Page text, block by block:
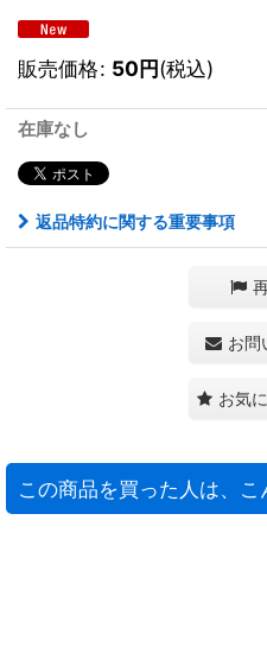
販売価格: 50円(税込)
在庫なし
返品特約に関する重要事項
お問
お気
この商品を買った人は、